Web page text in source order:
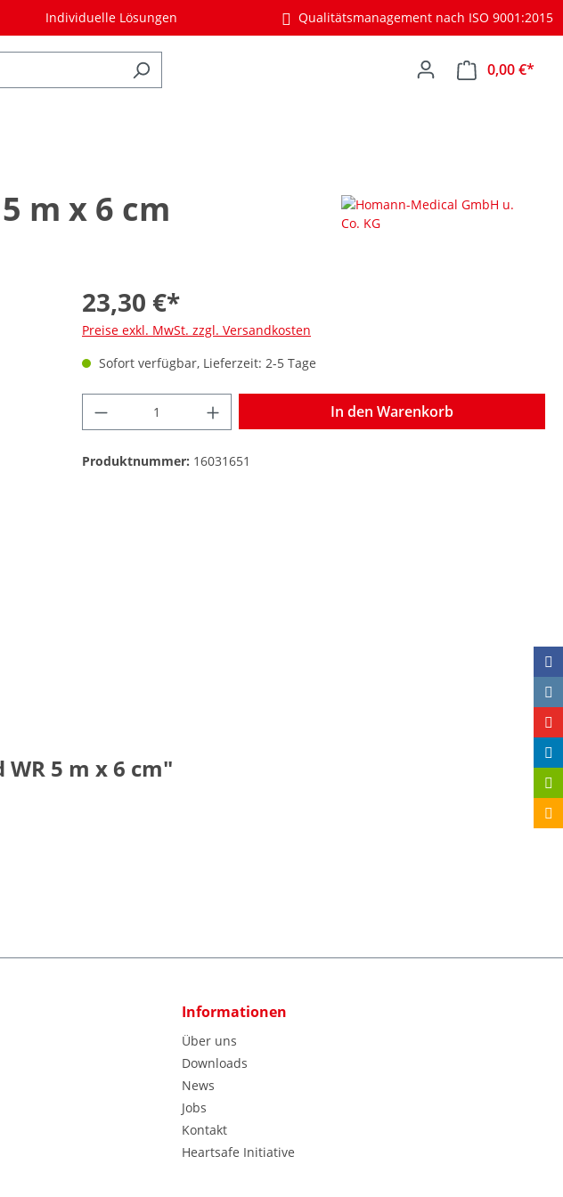
Individuelle Lösungen Qualitätsmanagement nach ISO 9001:2015
0,00 €*
m x 6 cm
23,30 €*
Preise exkl. MwSt. zzgl. Versandkosten
Sofort verfügbar, Lieferzeit: 2-5 Tage
In den Warenkorb
Produktnummer: 16031651
5 m x 6 cm"
Informationen
Über uns
Downloads
News
Jobs
Kontakt
Heartsafe Initiative